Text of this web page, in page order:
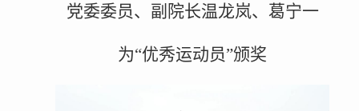
党委委员、副院长温龙岚、葛宁一
为“优秀运动员”颁奖